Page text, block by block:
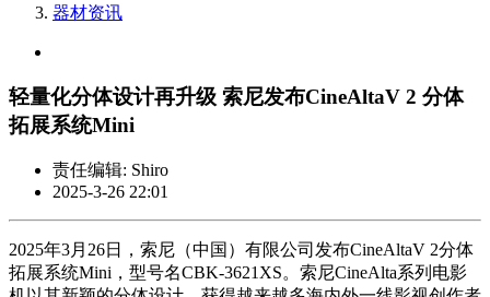
器材资讯
轻量化分体设计再升级 索尼发布CineAltaV 2 分体
拓展系统Mini
责任编辑: Shiro
2025-3-26 22:01
2025年3月26日，索尼（中国）有限公司发布CineAltaV 2分体
拓展系统Mini，型号名CBK-3621XS。索尼CineAlta系列电影